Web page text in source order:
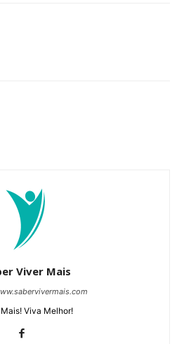
Viver Mais
Viva Melhor!